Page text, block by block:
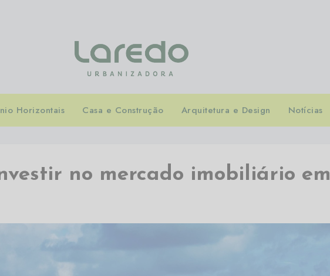
Horizontais Casa e Construção Arquitetura e Design Notícias
no mercado imobiliário em